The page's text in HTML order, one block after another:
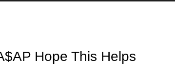
Hope This Helps